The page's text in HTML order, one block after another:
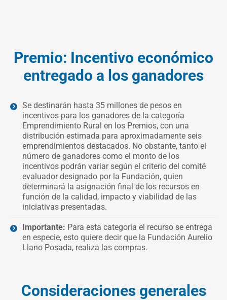
Premio: Incentivo económico
entregado a los ganadores
Se destinarán hasta 35 millones de pesos en
incentivos para los ganadores de la categoría
Emprendimiento Rural en los Premios, con una
distribución estimada para aproximadamente seis
emprendimientos destacados. No obstante, tanto el
número de ganadores como el monto de los
incentivos podrán variar según el criterio del comité
evaluador designado por la Fundación, quien
determinará la asignación final de los recursos en
función de la calidad, impacto y viabilidad de las
iniciativas presentadas.
Importante: Para esta categoría el recurso se entrega
en especie, esto quiere decir que la Fundación Aurelio
Llano Posada, realiza las compras.
Consideraciones generales